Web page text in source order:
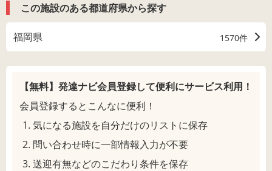
この施設のある都道府県から探す
福岡県 1570件
【無料】発達ナビ会員登録して便利にサービス利用！
会員登録するとこんなに便利！
気になる施設を自分だけのリストに保存
問い合わせ時に一部情報入力が不要
送迎有無などのこだわり条件を保存